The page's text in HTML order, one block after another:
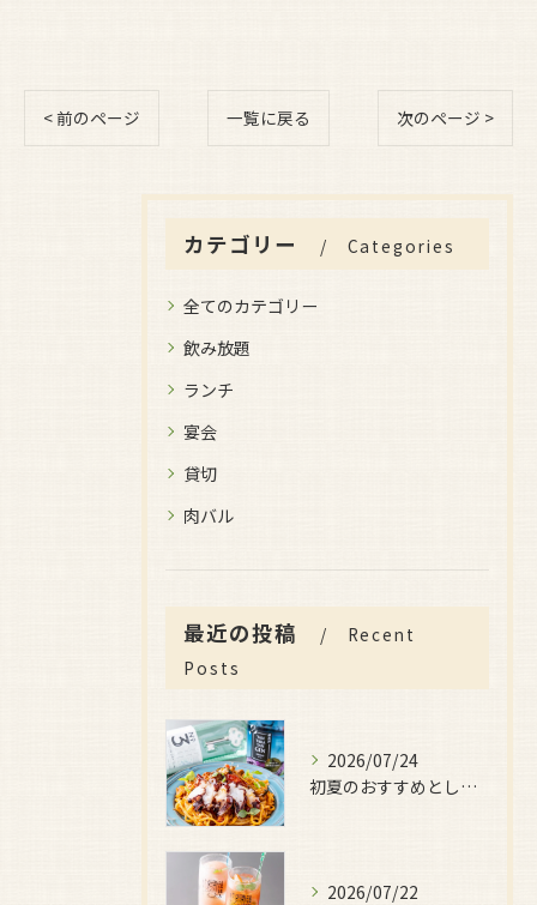
< 前のページ 一覧に戻る 次のページ >
カテゴリー Categories
全てのカテゴリー
飲み放題
ランチ
宴会
貸切
肉バル
最近の投稿
Recent
Posts
2026/07/24
初夏のおすすめとしてご用意しているのが、
2026/07/22